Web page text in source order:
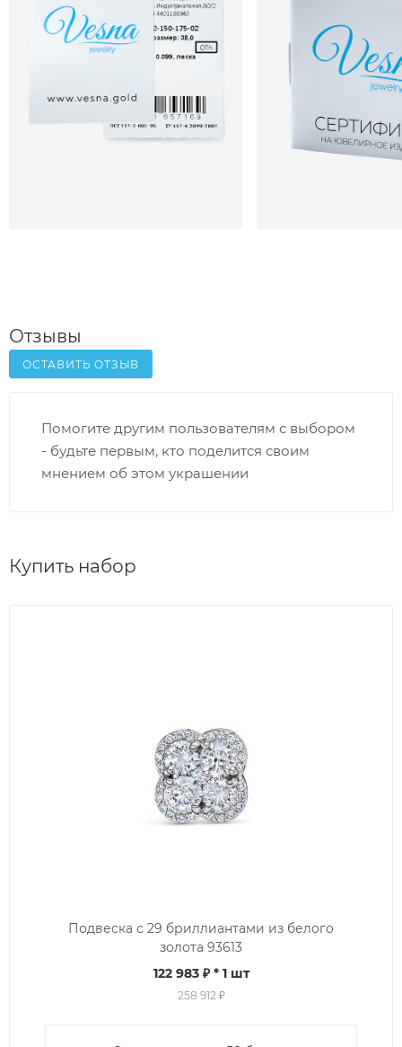
Отзывы
ОСТАВИТЬ ОТЗЫВ
Помогите другим пользователям с выбором
- будьте первым, кто поделится своим
мнением об этом украшении
Купить набор
Подвеска с 29 бриллиантами из белого
золота 93613
122 983 ₽* 1 шт
258 912 ₽